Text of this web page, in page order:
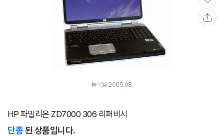
관
심
등록월 2005.08.
HP 파빌리온 ZD7000 306 리퍼비시
단종된 상품입니다.